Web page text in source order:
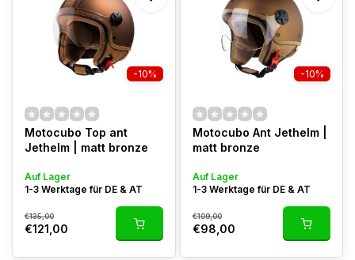
-10%
Motocubo Top ant
Jethelm | matt bronze
Auf Lager
1-3 Werktage für DE & AT
€135,00
€121,00
-10%
Motocubo Ant Jethelm |
matt bronze
Auf Lager
1-3 Werktage für DE & AT
€109,00
€98,00